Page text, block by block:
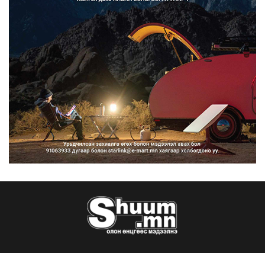
сурталчилгааны дууд...
2026/08/07
Нийтийн тээврийн Ч:19А чиглэлийн
замналд түр хугац...
2026/08/07
Автомашины улсын дугаар сондгой
тоогоор төгссөн бо...